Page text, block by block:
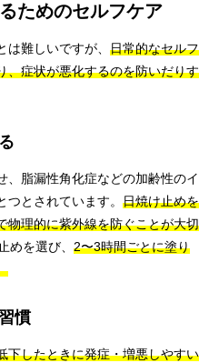
ためのセルフケア
難しいですが、 日常的なセルフ
、症状が悪化するのを防いだりす
、脂漏性角化症などの加齢性のイ
とされています。 日焼け止めを
物理的に紫外線を防ぐことが大切
めを選び、 2〜3時間ごとに塗り
慣
下したときに発症・増悪しやすい